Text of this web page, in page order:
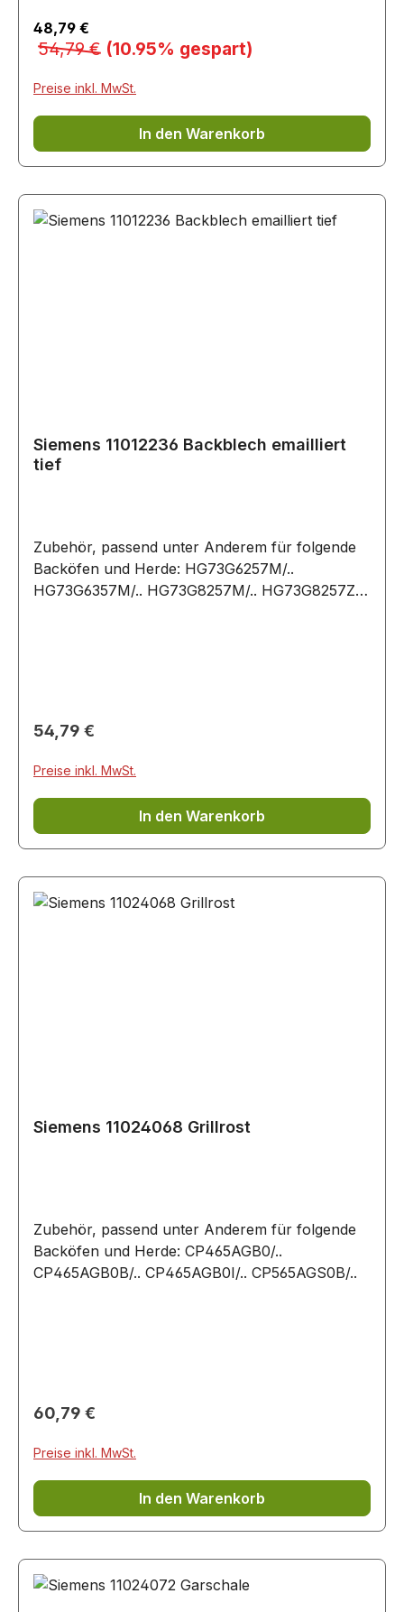
Verkaufspreis:
48,79 €
Regulärer Preis:
54,79 € (10.95% gespart)
Preise inkl. MwSt.
In den Warenkorb
Siemens 11012236 Backblech emailliert
tief
Zubehör, passend unter Anderem für folgende
Backöfen und Herde: HG73G6257M/..
HG73G6357M/.. HG73G8257M/.. HG73G8257Z/..
Regulärer Preis:
54,79 €
Preise inkl. MwSt.
In den Warenkorb
Siemens 11024068 Grillrost
Zubehör, passend unter Anderem für folgende
Backöfen und Herde: CP465AGB0/..
CP465AGB0B/.. CP465AGB0I/.. CP565AGS0B/..
Regulärer Preis:
60,79 €
Preise inkl. MwSt.
In den Warenkorb